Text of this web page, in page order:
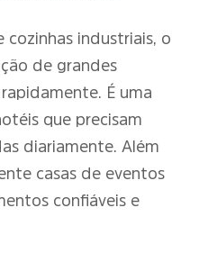
cozinhas industriais, o
de grandes
É uma
que precisam
diariamente. Além
casas de eventos
confiáveis e